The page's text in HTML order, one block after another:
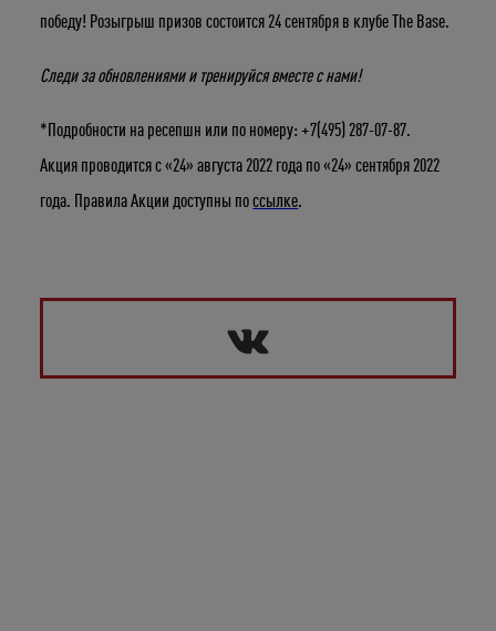
победу! Розыгрыш призов состоится 24 сентября в клубе The Base.
Следи за обновлениями и тренируйся вместе с нами!
*Подробности на ресепшн или по номеру: +7(495) 287-07-87.
Акция проводится с «24» августа 2022 года по «24» сентября 2022
года. Правила Акции доступны поссылке.